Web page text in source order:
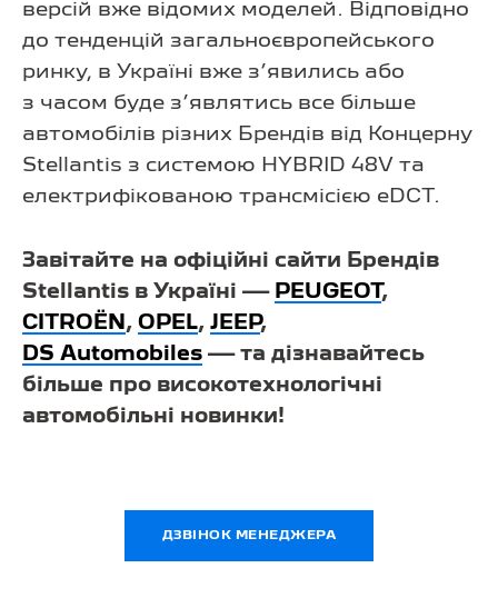
версій вже відомих моделей. Відповідно
до тенденцій загальноєвропейського
ринку, в Україні вже з’явились або
з часом буде з’являтись все більше
автомобілів різних Брендів від Концерну
Stellantis з системою HYBRID 48V та
електрифікованою трансмісією eDCT.
Завітайте на офіційні сайти Брендів
Stellantis в Україні — PEUGEOT ,
CITROЁN , OPEL, JEEP,
DS Automobiles — та дізнавайтесь
більше про високотехнологічні
автомобільні новинки!
ДЗВІНОК МЕНЕДЖЕРА